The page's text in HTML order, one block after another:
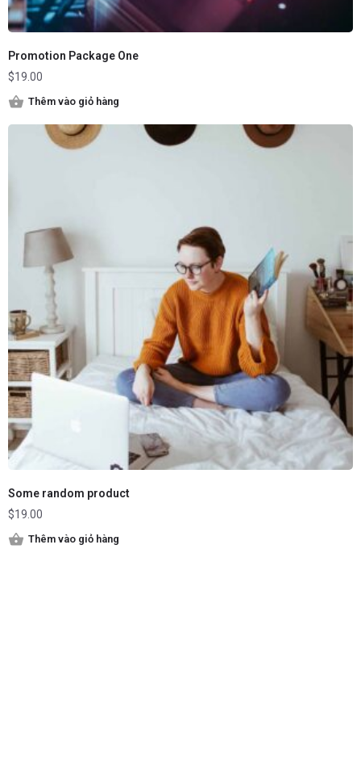
Promotion Package One
$19.00
Thêm vào giỏ hàng
Some random product
$19.00
Thêm vào giỏ hàng